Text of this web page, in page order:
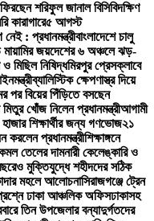
শরিফুল জানাল বিসিবিদক্ষিণ
কারাগারে৫ আগস্ট
: প্রধানমন্ত্রীবাংলাদেশে চালু
জয়দেশের ৬ অঞ্চলে ঝড়-
মিছিল নিষিদ্ধমিরপুর প্রেসক্লাবে
ব্যালিস্টিক ক্ষেপণাস্ত্র দিয়ে
পর বিয়ের পিঁড়িতে বসছেন
খোঁজ নিলেন প্রধানমন্ত্রীআগামী
শিক্ষার্থীর জন্য গণভোজ২১
প্রধানমন্ত্রীশিক্ষাঙ্গনে
তেলের দামনারী কেলেঙ্কারি ও
মুক্তিযুদ্ধে শহীদদের সঠিক
মহলে আলোচনাসিরাজগঞ্জে ট্রেন
ঢাকা আঞ্চলিক অফিসঢাকাসহ
তিন উপজেলার বন্যাদুর্গতদের